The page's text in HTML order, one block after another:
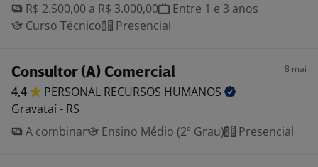
R$ 2.500,00 a R$ 3.000,00
Entre 1 e 3 anos
Curso Técnico
Presencial
Consultor (A) Comercial 8 mai
4,4 PERSONAL RECURSOS HUMANOS
Gravataí - RS
A combinar
Ensino Médio (2º Grau) Presencial